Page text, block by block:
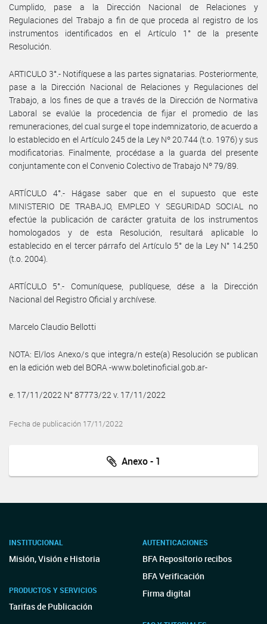
Cumplido, pase a la Dirección Nacional de Relaciones y
Regulaciones del Trabajo a fin de que proceda al registro de los
instrumentos identificados en el Artículo 1° de la presente
Resolución.
ARTICULO 3°.- Notifíquese a las partes signatarias. Posteriormente,
pase a la Dirección Nacional de Relaciones y Regulaciones del
Trabajo, a los fines de que a través de la Dirección de Normativa
Laboral se evalúe la procedencia de fijar el promedio de las
remuneraciones, del cual surge el tope indemnizatorio, de acuerdo a
lo establecido en el Artículo 245 de la Ley Nº 20.744 (t.o. 1976) y sus
modificatorias. Finalmente, procédase a la guarda del presente
conjuntamente con el Convenio Colectivo de Trabajo Nº 79/89.
ARTÍCULO 4°.- Hágase saber que en el supuesto que este
MINISTERIO DE TRABAJO, EMPLEO Y SEGURIDAD SOCIAL no
efectúe la publicación de carácter gratuita de los instrumentos
homologados y de esta Resolución, resultará aplicable lo
establecido en el tercer párrafo del Artículo 5° de la Ley N° 14.250
(t.o. 2004).
ARTÍCULO 5°.- Comuníquese, publíquese, dése a la Dirección
Nacional del Registro Oficial y archívese.
Marcelo Claudio Bellotti
NOTA: El/los Anexo/s que integra/n este(a) Resolución se publican
en la edición web del BORA -www.boletinoficial.gob.ar-
e. 17/11/2022 N° 87773/22 v. 17/11/2022
Fecha de publicación 17/11/2022
Anexo - 1
INSTITUCIONAL
Misión, Visión e Historia
PRODUCTOS Y SERVICIOS
Tarifas de Publicación
AUTENTICACIONES
BFA Repositorio recibos
BFA Verificación
Firma digital